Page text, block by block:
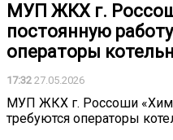
️МУП ЖКХ г.
постоянную
операторы
17:32 27.05.2026
️МУП ЖКХ г. Россоши
требуются операторы